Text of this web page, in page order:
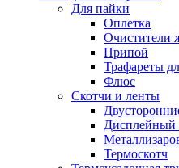
Для пайки
Оплетка
Очистители
Припой
Трафареты
Флюс
Скотчи и ленты
Дисплейный
Термоскотч